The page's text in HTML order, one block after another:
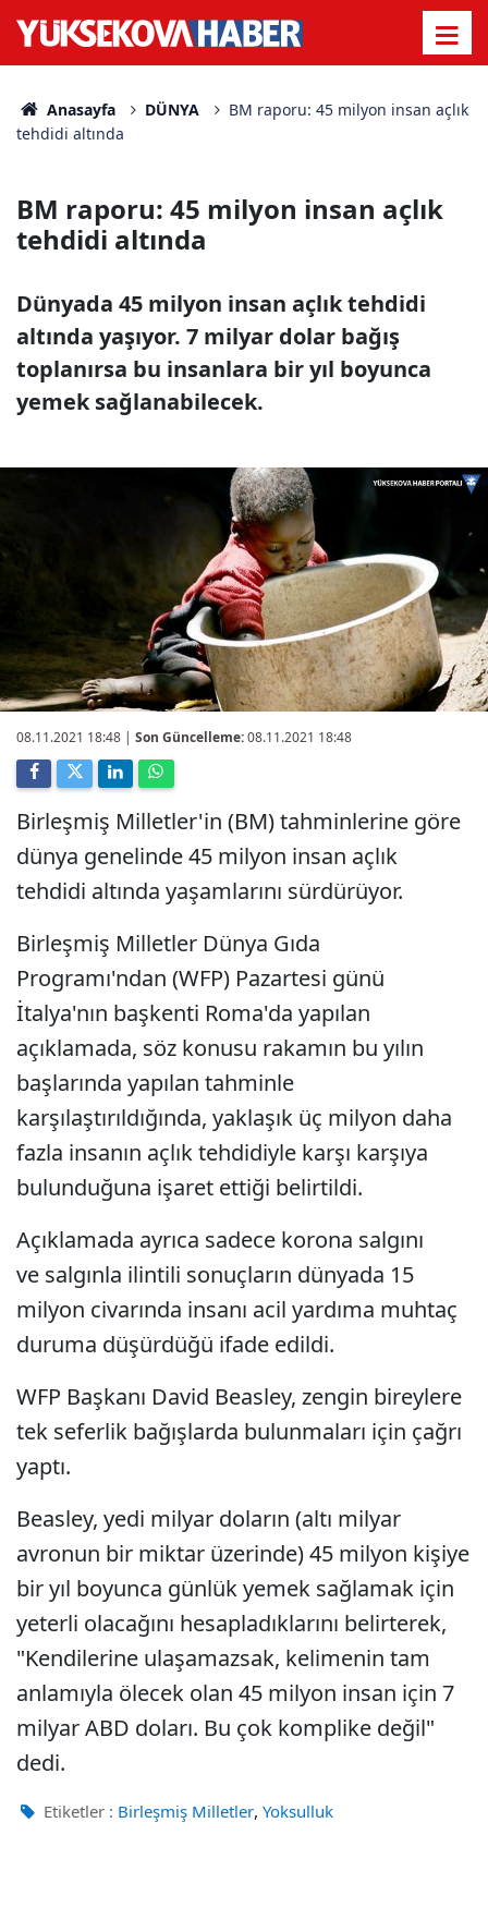
Anasayfa DÜNYA
BM raporu: 45 milyon insan açlık
tehdidi altında
BM raporu: 45 milyon insan açlık
tehdidi altında
Dünyada 45 milyon insan açlık tehdidi
altında yaşıyor. 7 milyar dolar bağış
toplanırsa bu insanlara bir yıl boyunca
yemek sağlanabilecek.
08.11.2021 18:48 | Son Güncelleme:08.11.2021 18:48
Birleşmiş Milletler'in (BM) tahminlerine göre
dünya genelinde 45 milyon insan açlık
tehdidi altında yaşamlarını sürdürüyor.
Birleşmiş Milletler Dünya Gıda
Programı'ndan (WFP) Pazartesi günü
İtalya'nın başkenti Roma'da yapılan
açıklamada, söz konusu rakamın bu yılın
başlarında yapılan tahminle
karşılaştırıldığında, yaklaşık üç milyon daha
fazla insanın açlık tehdidiyle karşı karşıya
bulunduğuna işaret ettiği belirtildi.
Açıklamada ayrıca sadece korona salgını
ve salgınla ilintili sonuçların dünyada 15
milyon civarında insanı acil yardıma muhtaç
duruma düşürdüğü ifade edildi.
WFP Başkanı David Beasley, zengin bireylere
tek seferlik bağışlarda bulunmaları için çağrı
yaptı.
Beasley, yedi milyar doların (altı milyar
avronun bir miktar üzerinde) 45 milyon kişiye
bir yıl boyunca günlük yemek sağlamak için
yeterli olacağını hesapladıklarını belirterek,
"Kendilerine ulaşamazsak, kelimenin tam
anlamıyla ölecek olan 45 milyon insan için 7
milyar ABD doları. Bu çok komplike değil"
dedi.
Etiketler : Birleşmiş Milletler, Yoksulluk